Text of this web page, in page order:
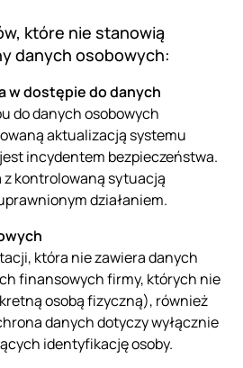
które nie stanowią
danych osobowych:
w dostępie do danych
do danych osobowych
aktualizacją systemu
incydentem bezpieczeństwa.
z kontrolowaną sytuacją
działaniem.
która nie zawiera danych
finansowych firmy, których nie
osobą fizyczną), również
danych dotyczy wyłącznie
identyfikację osoby.